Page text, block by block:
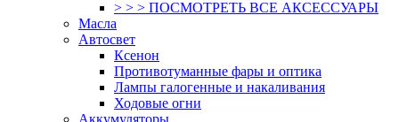
> > > ПОСМОТРЕТЬ ВСЕ АКСЕССУАРЫ
Масла
Автосвет
Ксенон
Противотуманные фары и оптика
Лампы галогенные и накаливания
Ходовые огни
Аккумуляторы